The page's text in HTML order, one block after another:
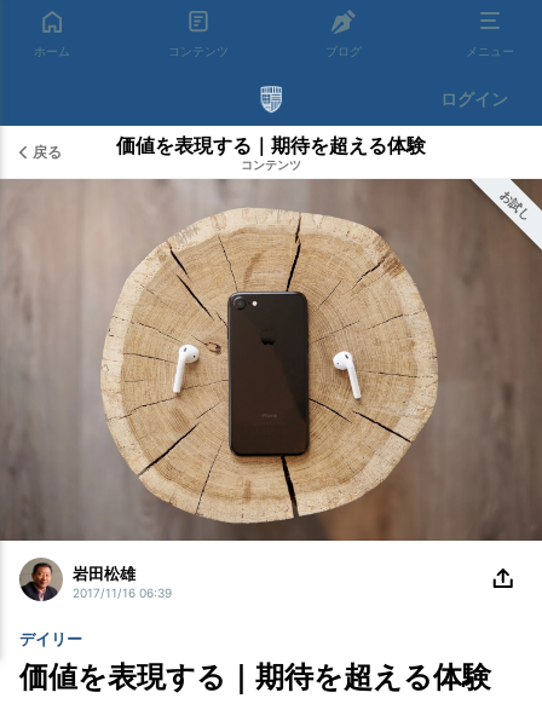
ホーム コンテンツ ブログ メニュー
ログイン
戻る 価値を表現する｜期待を超える体験
コンテンツ
お試し
岩田松雄
2017/11/16 06:39
デイリー
価値を表現する｜期待を超える体験